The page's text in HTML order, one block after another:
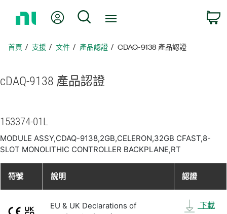
頁
我的帳號 搜尋
首頁 支援 文件 產品認證 CDAQ-9138 產品認證
cDAQ-9138 產品認證
153374-01L
MODULE ASSY,CDAQ-9138,2GB,CELERON,32GB CFAST,8-
SLOT MONOLITHIC CONTROLLER BACKPLANE,RT
符號 說明 認證
EU & UK Declarations of
下載